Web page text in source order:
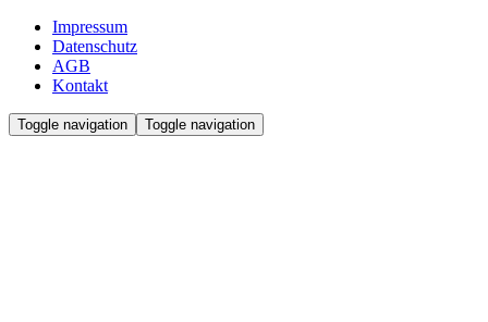
Impressum
Datenschutz
AGB
Kontakt
Toggle navigation Toggle navigation